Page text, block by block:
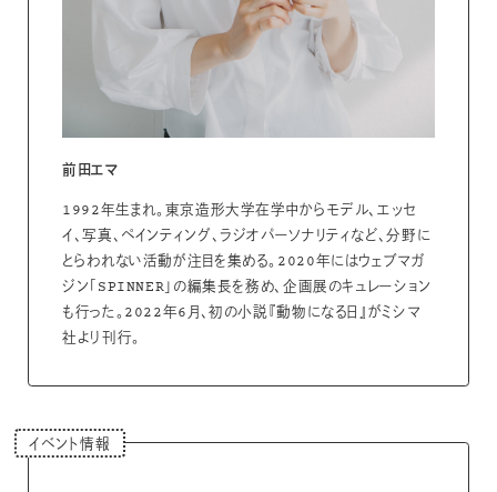
前田エマ
1992年生まれ。東京造形大学在学中からモデル、エッセ
イ、写真、ペインティング、ラジオパーソナリティなど、分野に
とらわれない活動が注目を集める。2020年にはウェブマガ
ジン「SPINNER」の編集長を務め、企画展のキュレーション
も行った。2022年6月、初の小説『動物になる日』がミシマ
社より刊行。
イベント情報